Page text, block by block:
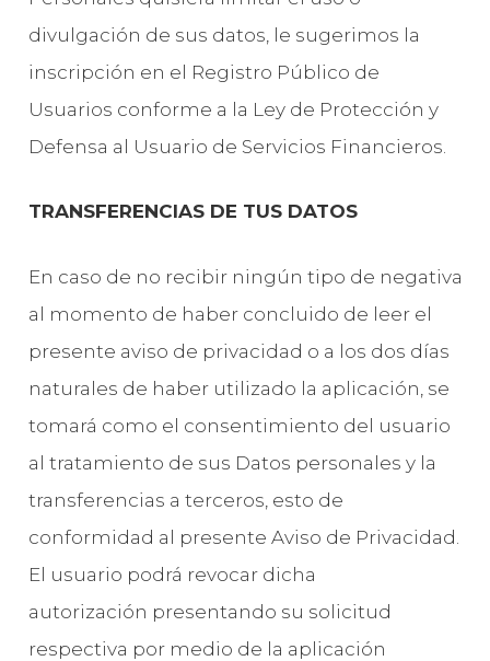
divulgación de sus datos, le sugerimos la
inscripción en el Registro Público de
Usuarios conforme a la Ley de Protección y
Defensa al Usuario de Servicios Financieros.
TRANSFERENCIAS DE TUS DATOS
En caso de no recibir ningún tipo de negativa
al momento de haber concluido de leer el
presente aviso de privacidad o a los dos días
naturales de haber utilizado la aplicación, se
tomará como el consentimiento del usuario
al tratamiento de sus Datos personales y la
transferencias a terceros, esto de
conformidad al presente Aviso de Privacidad.
El usuario podrá revocar dicha
autorización presentando su solicitud
respectiva por medio de la aplicación